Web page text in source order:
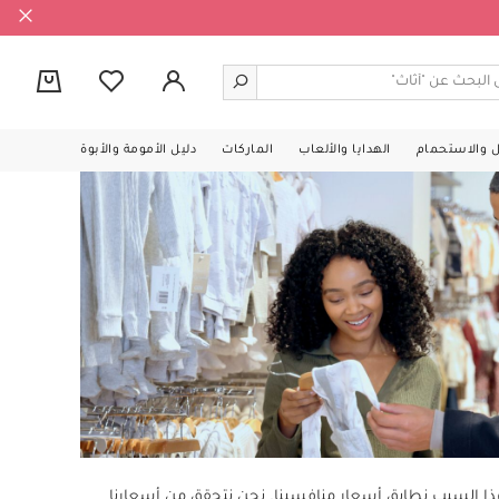
والاستحمام الهدايا والألعاب الماركات دليل الأمومة والأبوة